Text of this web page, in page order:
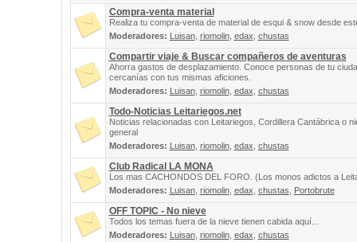
Compra-venta material
Realiza tu compra-venta de material de esqui & snow desde
Moderadores: Luisan, riomolin, edax chustas
Compartir viaje & Buscar compañeros de aventuras
Ahorra gastos de desplazamiento. Conoce personas de tu
cercanías con tus mismas aficiones.
Moderadores: Luisan, riomolin, edax chustas
Todo-Noticias Leitariegos.net
Noticias relacionadas con Leitariegos, Cordillera Cantábrica o
general
Moderadores: Luisan, riomolin, edax chustas
Club Radical LA MONA
Los mas CACHONDOS DEL FORO. (Los monos adictos a
Moderadores: Luisan, riomolin, edax chustas Portobrute
OFF TOPIC - No nieve
Todos los temas fuera de la nieve tienen cabida aquí...
Moderadores: Luisan, riomolin, edax chustas